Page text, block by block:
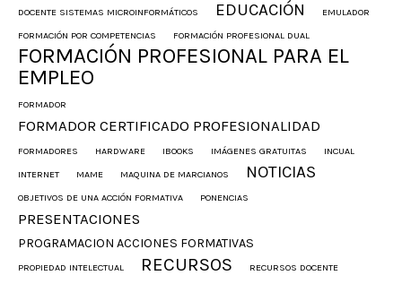
DOCENTE SISTEMAS MICROINFORMÁTICOS EDUCACIÓN
EMULADOR
FORMACIÓN POR COMPETENCIAS
FORMACIÓN PROFESIONAL DUAL
FORMACIÓN PROFESIONAL PARA EL
EMPLEO
FORMADOR
FORMADOR CERTIFICADO PROFESIONALIDAD
FORMADORES HARDWARE IBOOKS IMÁGENES GRATUITAS
INCUAL
INTERNET
MAME MAQUINA DE MARCIANOS NOTICIAS
OBJETIVOS DE UNA ACCIÓN FORMATIVA PONENCIAS
PRESENTACIONES
PROGRAMACION ACCIONES FORMATIVAS
PROPIEDAD INTELECTUAL RECURSOS
RECURSOS DOCENTE